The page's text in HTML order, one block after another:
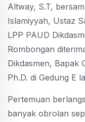
Altway, S.T,
Islamiyyah, Ustaz
LPP PAUD
Rombongan
Dikdasmen, Bapak
Ph.D. di Gedung E
Pertemuan
banyak obrolan